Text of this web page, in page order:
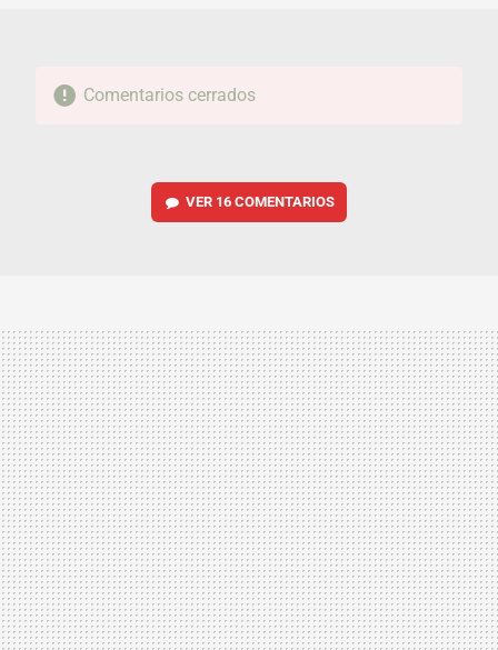
Comentarios cerrados
VER 16 COMENTARIOS